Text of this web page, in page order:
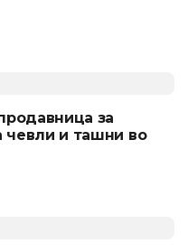
за
чевли и ташни во